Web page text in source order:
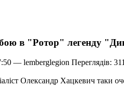
в "Ротор" легенду
— lemberglegion Переглядів:
Олександр Хацкевич таки